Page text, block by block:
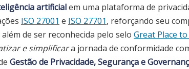
artificialem uma plataforma de
ISO 27001 e ISO 27701, reforçando seu
além de ser reconhecida pelo selo Great Place
e simplificara jornada de conformidade
Gestão de Privacidade, Segurança e